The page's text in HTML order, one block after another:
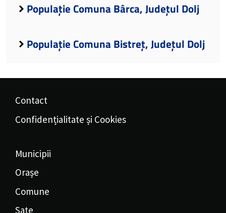
Populație Comuna Bârca, Județul Dolj
Populație Comuna Bistreț, Județul Dolj
Contact
Confidențialitate și Cookies
Municipii
Orașe
Comune
Sate